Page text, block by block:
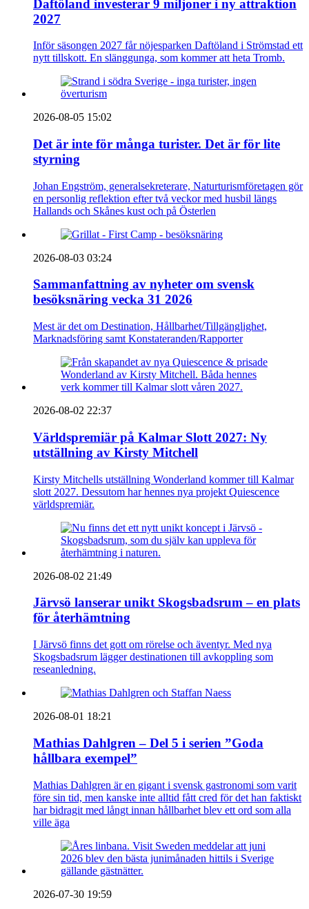
Daftöland investerar 9 miljoner i ny attraktion
2027
Inför säsongen 2027 får nöjesparken Daftöland i Strömstad ett
nytt tillskott. En slänggunga, som kommer att heta Tromb.
2026-08-05 15:02
Det är inte för många turister. Det är för lite
styrning
Johan Engström, generalsekreterare, Naturturismföretagen gör
en personlig reflektion efter två veckor med husbil längs
Hallands och Skånes kust och på Österlen
2026-08-03 03:24
Sammanfattning av nyheter om svensk
besöksnäring vecka 31 2026
Mest är det om Destination, Hållbarhet/Tillgänglighet,
Marknadsföring samt Konstateranden/Rapporter
2026-08-02 22:37
Världspremiär på Kalmar Slott 2027: Ny
utställning av Kirsty Mitchell
Kirsty Mitchells utställning Wonderland kommer till Kalmar
slott 2027. Dessutom har hennes nya projekt Quiescence
världspremiär.
2026-08-02 21:49
Järvsö lanserar unikt Skogsbadsrum – en plats
för återhämtning
I Järvsö finns det gott om rörelse och äventyr. Med nya
Skogsbadsrum lägger destinationen till avkoppling som
reseanledning.
2026-08-01 18:21
Mathias Dahlgren – Del 5 i serien ”Goda
hållbara exempel”
Mathias Dahlgren är en gigant i svensk gastronomi som varit
före sin tid, men kanske inte alltid fått cred för det han faktiskt
har bidragit med långt innan hållbarhet blev ett ord som alla
ville äga
2026-07-30 19:59